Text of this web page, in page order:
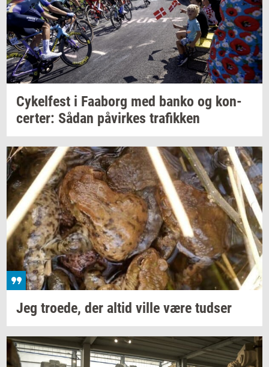
Cy­kel­fest i Faa­borg med banko og kon­
cer­ter: Sådan på­vir­kes tra­fik­ken
Jeg tro­e­de, der altid ville være tud­ser